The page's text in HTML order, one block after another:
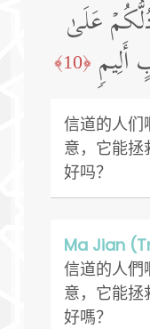
عَلَىٰ
﴿10﴾
信道的人们
意，它能拯
好吗？
Ma Jian
信道的人們
意，它能拯
好嗎？